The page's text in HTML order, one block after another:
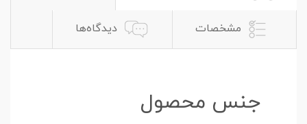
مشخصات دیدگاه‌ها
جنس محصول